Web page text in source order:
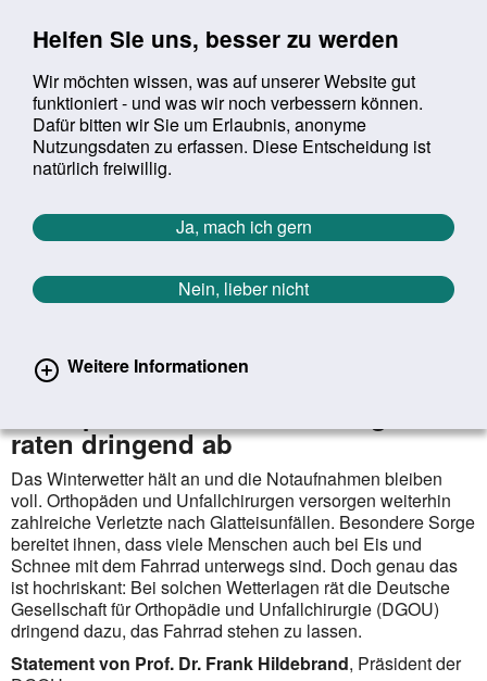
Helfen Sie uns, besser zu werden
Wir möchten wissen, was auf unserer Website gut
funktioniert - und was wir noch verbessern können.
Dafür bitten wir Sie um Erlaubnis, anonyme
Nutzungsdaten zu erfassen. Diese Entscheidung ist
natürlich freiwillig.
Ja, mach ich gern
Nein, lieber nicht
Weitere Informationen
Suchbegriff:
Sie befinden sich hier:
Startseite Aktuelles Aktuelle Meldungen
Aktuelle Meldungen
Zurück zur Übersicht erster
vorheriger
68/1627
Bei Eis und Schnee kein Fahrrad:
raten dringend ab
Das Winterwetter hält an und die Notaufnahmen bleiben
voll. Orthopäden und Unfallchirurgen versorgen weiterhin
zahlreiche Verletzte nach Glatteisunfällen. Besondere Sorge
bereitet ihnen, dass viele Menschen auch bei Eis und
Schnee mit dem Fahrrad unterwegs sind. Doch genau das
ist hochriskant: Bei solchen Wetterlagen rät die Deutsche
Gesellschaft für Orthopädie und Unfallchirurgie (DGOU)
dringend dazu, das Fahrrad stehen zu lassen.
Statement von Prof. Dr. Frank Hildebrand, Präsident der